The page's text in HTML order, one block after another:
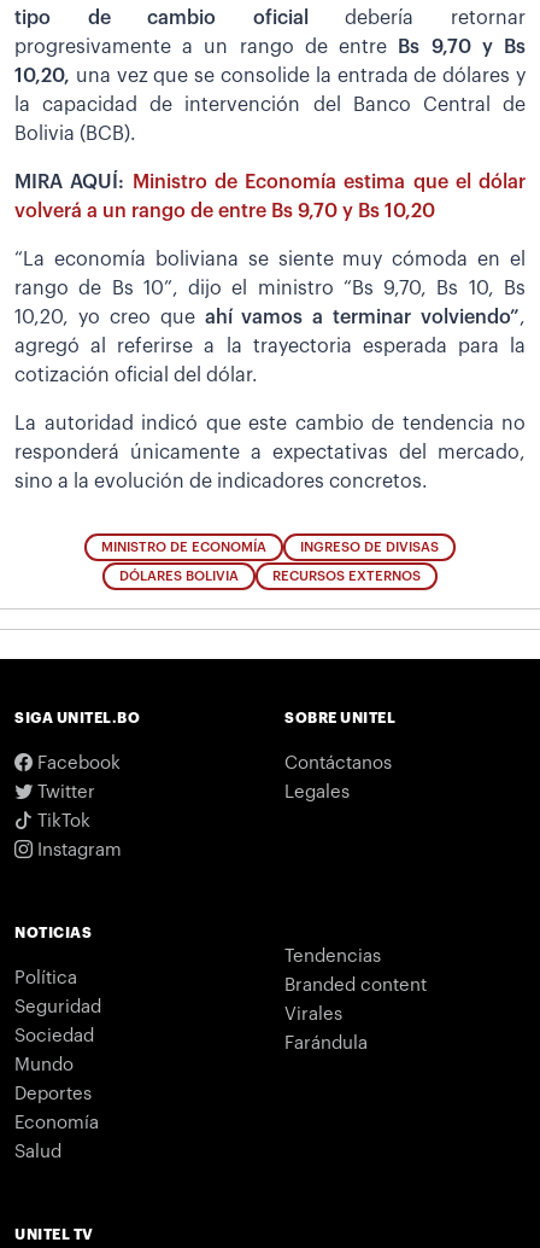
tipo de cambio oficial
debería retornar
progresivamente a un rango de entre
Bs 9,70 y Bs
10,20, una vez que se consolide la entrada de dólares y
la capacidad de intervención del Banco Central de
Bolivia (BCB).
MIRA AQUÍ:
Ministro de Economía estima que el dólar
volverá a un rango de entre Bs 9,70 y Bs 10,20
“La economía boliviana se siente muy cómoda en el
rango de Bs 10”, dijo el ministro “Bs 9,70, Bs 10, Bs
10,20, yo creo que ahí vamos a terminar volviendo”,
agregó al referirse a la trayectoria esperada para la
cotización oficial del dólar.
La autoridad indicó que este cambio de tendencia no
responderá únicamente a expectativas del mercado,
sino a la evolución de indicadores concretos.
MINISTRO DE ECONOMÍA INGRESO DE DIVISAS
DÓLARES BOLIVIA RECURSOS EXTERNOS
SIGA UNITEL.BO
Facebook
Twitter
TikTok
Instagram
SOBRE UNITEL
Contáctanos
Legales
NOTICIAS
Política
Seguridad
Sociedad
Mundo
Deportes
Economía
Salud
Tendencias
Branded content
Virales
Farándula
UNITEL TV